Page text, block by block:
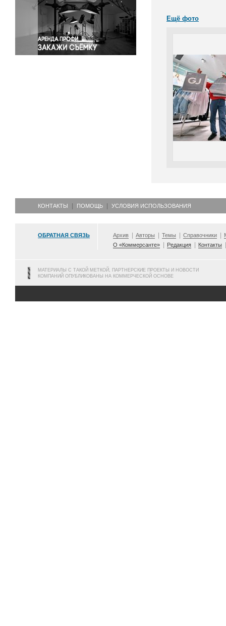
Спорт
Экология
Экономика и бизнес
Ещё фото
КОНТАКТЫ ПОМОЩЬ УСЛОВИЯ ИСПОЛЬЗОВАНИЯ
ОБРАТНАЯ СВЯЗЬ Архив Авторы Темы Справочники
О «Коммерсанте»
Редакция Контакты
МАТЕРИАЛЫ С ТАКОЙ МЕТКОЙ, ПАРТНЕРСКИЕ ПРОЕКТЫ И НОВОСТИ
КОМПАНИЙ ОПУБЛИКОВАНЫ НА КОММЕРЧЕСКОЙ ОСНОВЕ